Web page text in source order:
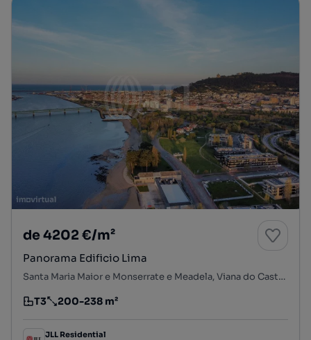
de 4202 €/m²
Panorama Edificio Lima
Santa Maria Maior e Monserrate e Meadela, Viana do Castelo, Viana do Castelo
Tipologia
T3
Preço por metro quadrado
200-238 m²
JLL Residential